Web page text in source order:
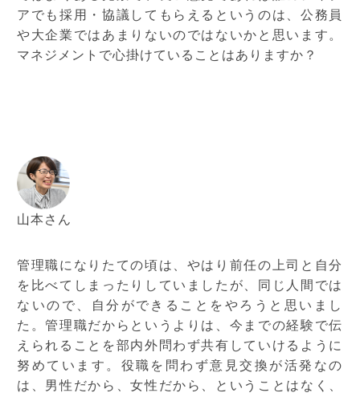
アでも採用・協議してもらえるというのは、公務員
や大企業ではあまりないのではないかと思います。
マネジメントで心掛けていることはありますか？
山本さん
管理職になりたての頃は、やはり前任の上司と自分
を比べてしまったりしていましたが、同じ人間では
ないので、自分ができることをやろうと思いまし
た。管理職だからというよりは、今までの経験で伝
えられることを部内外問わず共有していけるように
努めています。役職を問わず意見交換が活発なの
は、男性だから、女性だから、ということはなく、